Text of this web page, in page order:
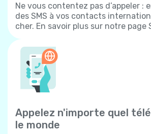
Ne vous contentez pas d’appeler :
des SMS à vos contacts
cher. En savoir plus sur notre page
Appelez n'importe quel
le monde